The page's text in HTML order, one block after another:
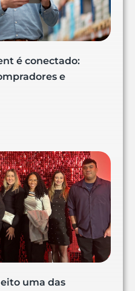
é conectado:
e
uma das